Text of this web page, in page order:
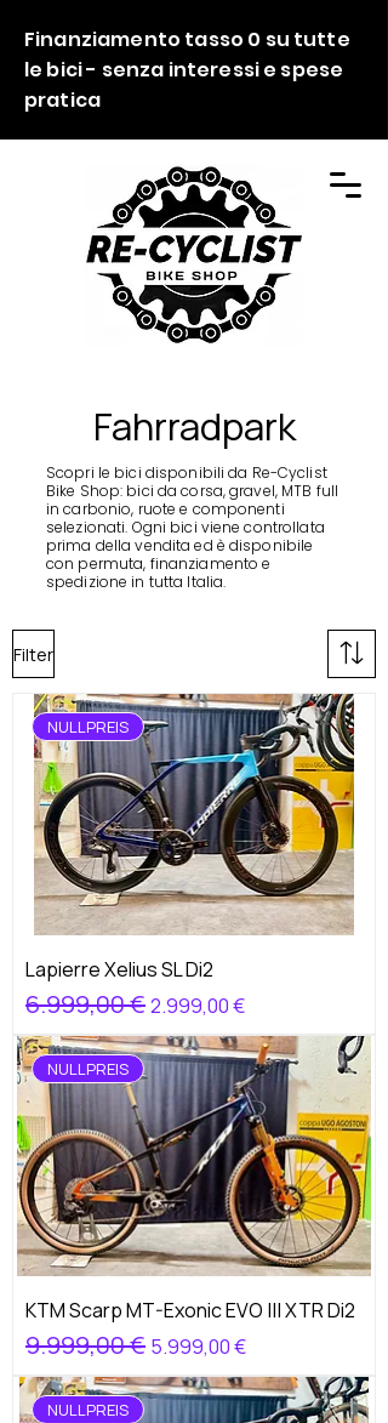
Finanziamento tasso 0 su tutte
le bici - senza interessi e spese
pratica
Fahrradpark
Scopri le bici disponibili da Re-Cyclist
Bike Shop: bici da corsa, gravel, MTB full
in carbonio, ruote e componenti
selezionati. Ogni bici viene controllata
prima della vendita ed è disponibile
con permuta, finanziamento e
spedizione in tutta Italia.
Filter
NULLPREIS
Lapierre Xelius SL Di2
Standardpreis
6.999,00 €Sale-Preis
2.999,00 €
NULLPREIS
KTM Scarp MT-Exonic EVO ||| XTR Di2
Standardpreis
9.999,00 € Sale-Preis
5.999,00 €
NULLPREIS